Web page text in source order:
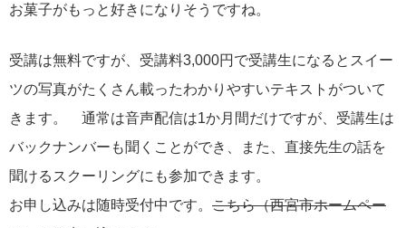
お菓子がもっと好きになりそうですね。
受講は無料ですが、受講料3,000円で受講生になるとスイー
ツの写真がたくさん載ったわかりやすいテキストがついて
きます。 通常は音声配信は1か月間だけですが、受講生は
バックナンバーも聞くことができ、また、直接先生の話を
聞けるスクーリングにも参加できます。
お申し込みは随時受付中です。 こちら（西宮市ホームペー